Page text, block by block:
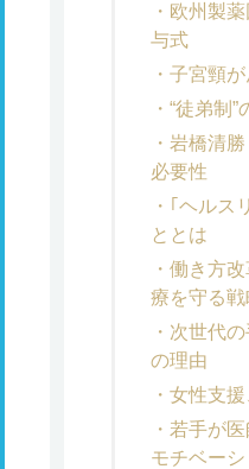
欧州製
与式
子宮頸
“徒弟制
岩橋清
必要性
｢ヘルス
ととは
働き方
療を守る戦
次世代
の理由
女性支
若手が
モチベー